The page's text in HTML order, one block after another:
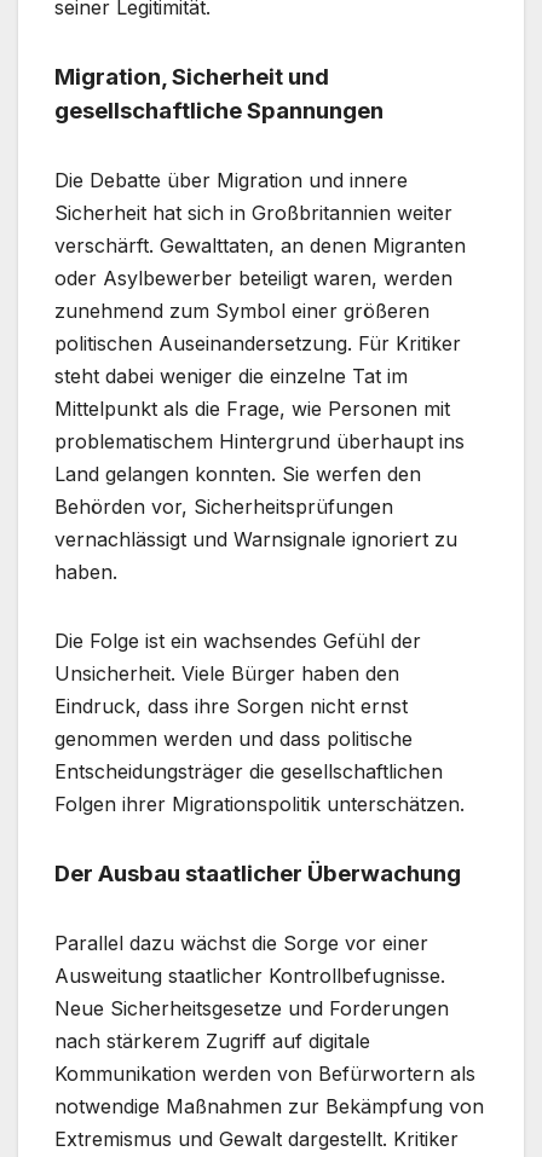
seiner Legitimität.
Migration, Sicherheit und
gesellschaftliche Spannungen
Die Debatte über Migration und innere
Sicherheit hat sich in Großbritannien weiter
verschärft. Gewalttaten, an denen Migranten
oder Asylbewerber beteiligt waren, werden
zunehmend zum Symbol einer größeren
politischen Auseinandersetzung. Für Kritiker
steht dabei weniger die einzelne Tat im
Mittelpunkt als die Frage, wie Personen mit
problematischem Hintergrund überhaupt ins
Land gelangen konnten. Sie werfen den
Behörden vor, Sicherheitsprüfungen
vernachlässigt und Warnsignale ignoriert zu
haben.
Die Folge ist ein wachsendes Gefühl der
Unsicherheit. Viele Bürger haben den
Eindruck, dass ihre Sorgen nicht ernst
genommen werden und dass politische
Entscheidungsträger die gesellschaftlichen
Folgen ihrer Migrationspolitik unterschätzen.
Der Ausbau staatlicher Überwachung
Parallel dazu wächst die Sorge vor einer
Ausweitung staatlicher Kontrollbefugnisse.
Neue Sicherheitsgesetze und Forderungen
nach stärkerem Zugriff auf digitale
Kommunikation werden von Befürwortern als
notwendige Maßnahmen zur Bekämpfung von
Extremismus und Gewalt dargestellt. Kritiker